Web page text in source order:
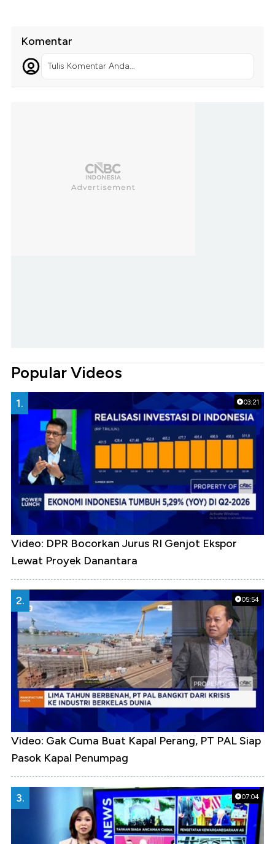
Komentar
Tulis Komentar Anda...
Popular Videos
03:21
1.
Video: DPR Bocorkan Jurus RI Genjot Ekspor
Lewat Proyek Danantara
05:54
2.
Video: Gak Cuma Buat Kapal Perang, PT PAL Siap
Pasok Kapal Penumpag
07:04
3.